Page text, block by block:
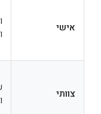
אישי
צוותי